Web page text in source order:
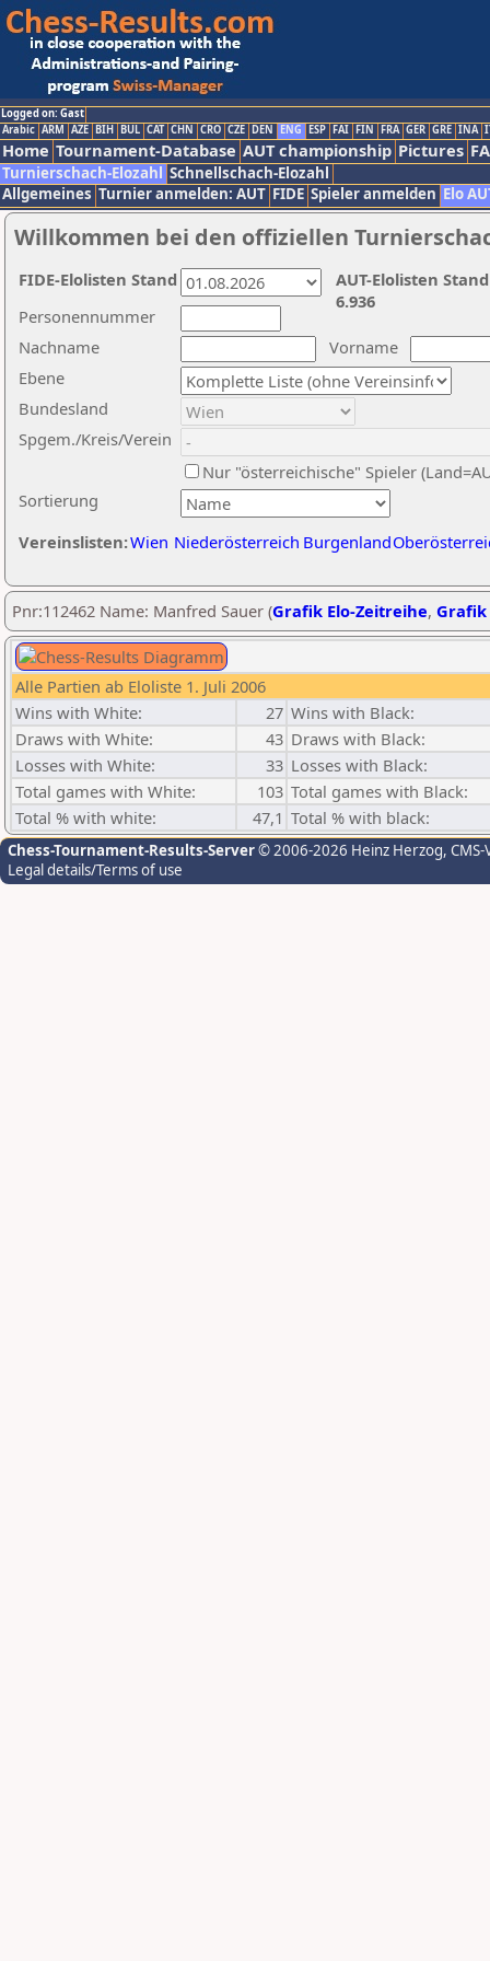
Logged on: Gast
Arabic ARM AZE BIH BUL CAT CHN CRO CZE DEN ENG ESP FAI FIN FRA GER GRE INA
Home Tournament-Database AUT championship Pictures
Turnierschach-Elozahl Schnellschach-Elozahl
Allgemeines Turnier anmelden: AUT FIDE Spieler anmelden Elo
Willkommen bei den offiziellen
Nachname
Vorname
Ebene
Sortierung
Personennummer
Bundesland
Spgem./Kreis/Verein
Nur "österreichische" Spieler
Vereinslisten:Wien Niederösterreich Burgenland
AUT-Elolisten
6.936
FIDE-Elolisten Stand
Pnr:112462 Name: Manfred Sauer (Grafik Elo-Zeitreihe, Grafik
Alle Partien ab Eloliste 1. Juli 2006
Wins with White:
27 Wins with Black:
Draws with White:
43 Draws with Black:
Losses with White:
33 Losses with Black:
Total games with White:
103 Total games with Black:
Total % with white:
47,1 Total % with black:
Chess-Tournament-Results-Server© 2006-2026 Heinz Herzog,
Legal details/Terms of use